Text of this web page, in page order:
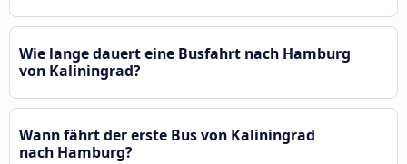
Wie lange dauert eine Busfahrt nach Hamburg
von Kaliningrad?
Wann fährt der erste Bus von Kaliningrad
nach Hamburg?